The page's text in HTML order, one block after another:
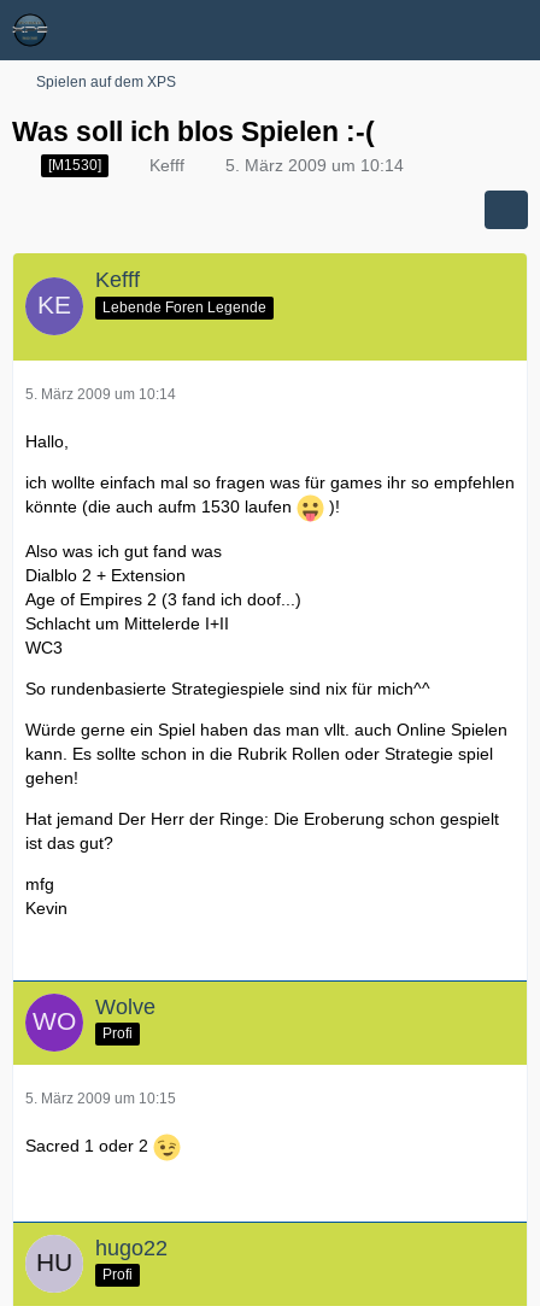
Spielen auf dem XPS
Was soll ich blos Spielen :-(
[M1530] Kefff 5. März 2009 um 10:14
Kefff
Lebende Foren Legende
5. März 2009 um 10:14
Hallo,
ich wollte einfach mal so fragen was für games ihr so empfehlen
könnte (die auch aufm 1530 laufen
)!
Also was ich gut fand was
Dialblo 2 + Extension
Age of Empires 2 (3 fand ich doof...)
Schlacht um Mittelerde I+II
WC3
So rundenbasierte Strategiespiele sind nix für mich^^
Würde gerne ein Spiel haben das man vllt. auch Online Spielen
kann. Es sollte schon in die Rubrik Rollen oder Strategie spiel
gehen!
Hat jemand Der Herr der Ringe: Die Eroberung schon gespielt
ist das gut?
mfg
Kevin
Wolve
Profi
5. März 2009 um 10:15
Sacred 1 oder 2
hugo22
Profi